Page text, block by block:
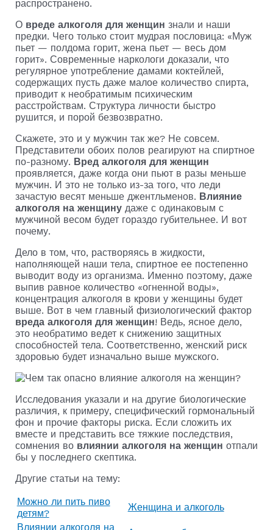
распространено.
О вреде алкоголя для женщин знали и наши
предки. Чего только стоит мудрая пословица: «Муж
пьет — полдома горит, жена пьет — весь дом
горит». Современные наркологи доказали, что
регулярное употребление дамами коктейлей,
содержащих пусть даже малое количество спирта,
приводит к необратимым психическим
расстройствам. Структура личности быстро
рушится, и порой безвозвратно.
Скажете, это и у мужчин так же? Не совсем.
Представители обоих полов реагируют на спиртное
по-разному. Вред алкоголя для женщин
проявляется, даже когда они пьют в разы меньше
мужчин. И это не только из-за того, что леди
зачастую весят меньше джентльменов. Влияние
алкоголя на женщинудаже с одинаковым с
мужчиной весом будет гораздо губительнее. И вот
почему.
Дело в том, что, растворяясь в жидкости,
наполняющей наши тела, спиртное ее постепенно
выводит воду из организма. Именно поэтому, даже
выпив равное количество «огненной воды»,
концентрация алкоголя в крови у женщины будет
выше. Вот в чем главный физиологический фактор
вреда алкоголя для женщин! Ведь, ясное дело,
это необратимо ведет к снижению защитных
способностей тела. Соответственно, женский риск
здоровью будет изначально выше мужского.
Исследования указали и на другие биологические
различия, к примеру, специфический гормональный
фон и прочие факторы риска. Если сложить их
вместе и представить все тяжкие последствия,
сомнения во влиянии алкоголя на женщин отпали
бы у последнего скептика.
Другие статьи на тему:
Можно ли пить пиво
детям?
Женщина и алкоголь
Влиянии алкоголя на